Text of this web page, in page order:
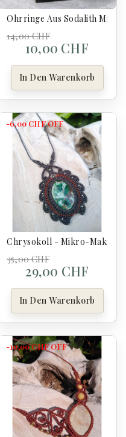
Und Granatrotem Mikro-
Ohrringe Aus Sodalith
14,00 CHF
10,00 CHF
In Den Warenkorb
Halskette
Chrysokoll - Mikro-
35,00 CHF
-6,00 CHFOFF
29,00 CHF
In Den Warenkorb
-10,00 CHFOFF